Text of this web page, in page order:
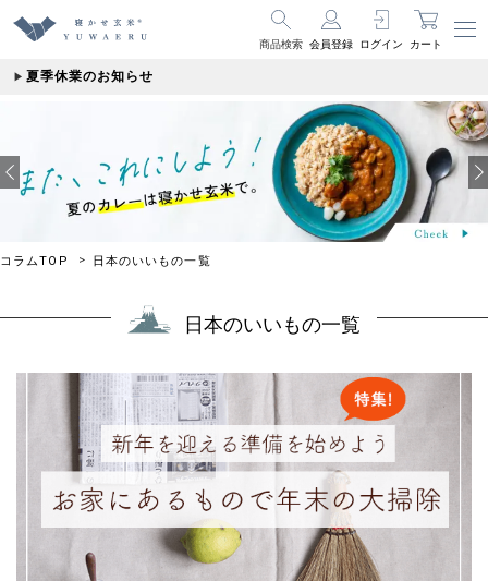
商品検索 会員登録 ログイン カート
夏季休業のお知らせ
コラムTOP 日本のいいもの一覧
日本のいいもの一覧